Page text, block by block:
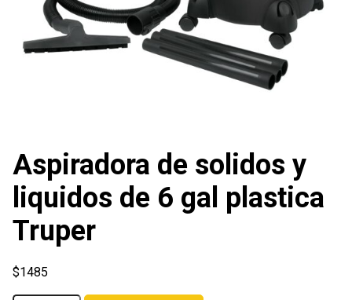
Aspiradora de solidos y
liquidos de 6 gal plastica
Truper
$1485